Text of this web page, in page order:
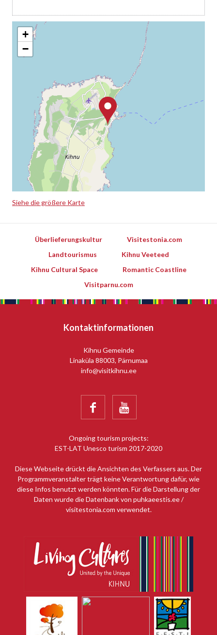
+
−
Siehe die größere Karte
Überlieferungskultur
Visitestonia.com
Landtourismus
Kihnu Veeteed
Kihnu Cultural Space
Romantic Coastline
Visitparnu.com
Kontaktinformationen
Kihnu Gemeinde
Linaküla 88003, Pärnumaa
info@visitkihnu.ee
 
Ongoing tourism projects:
EST-LAT Unesco turism 2017-2020
Diese Webseite drückt die Ansichten des Verfassers aus. Der
Programmveranstalter trägt keine Verantwortung dafür, wie
diese Infos benutzt werden könnten. Für die Darstellung der
Daten wurde die Datenbank von puhkaeestis.ee /
visitestonia.com verwendet.